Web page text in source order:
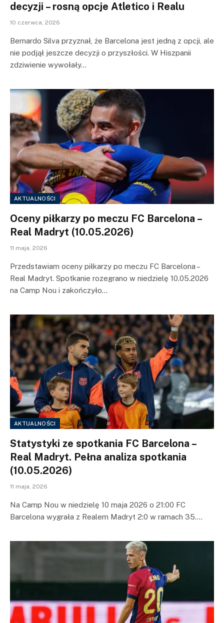
decyzji – rosną opcje Atletico i Realu
10 czerwca, 2026
Bernardo Silva przyznał, że Barcelona jest jedną z opcji, ale
nie podjął jeszcze decyzji o przyszłości. W Hiszpanii
zdziwienie wywołały…
AKTUALNOŚCI
Oceny piłkarzy po meczu FC Barcelona –
Real Madryt (10.05.2026)
11 maja, 2026
Przedstawiam oceny piłkarzy po meczu FC Barcelona –
Real Madryt. Spotkanie rozegrano w niedzielę 10.05.2026
na Camp Nou i zakończyło…
AKTUALNOŚCI
Statystyki ze spotkania FC Barcelona –
Real Madryt. Pełna analiza spotkania
(10.05.2026)
11 maja, 2026
Na Camp Nou w niedzielę 10 maja 2026 o 21:00 FC
Barcelona wygrała z Realem Madryt 2:0 w ramach 35.…